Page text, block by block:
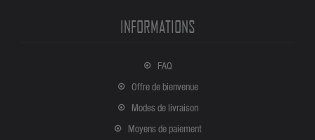
INFORMATIONS
FAQ
Offre de bienvenue
Modes de livraison
Moyens de paiement